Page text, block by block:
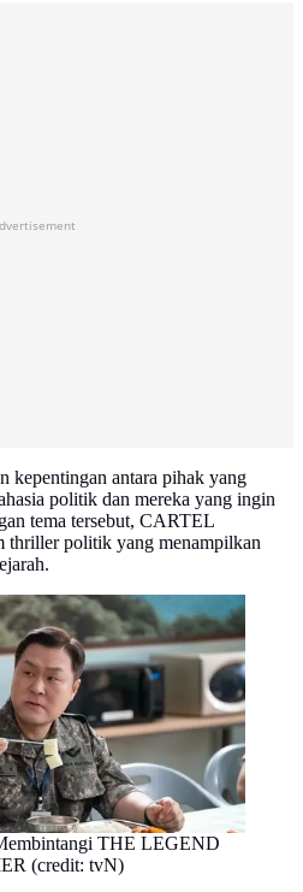
kepentingan antara pihak yang
politik dan mereka yang ingin
tema tersebut, CARTEL
thriller politik yang menampilkan
THE LEGEND
(credit: tvN)